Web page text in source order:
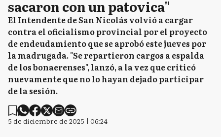
sacaron con un patovica"
El Intendente de San Nicolás volvió a cargar
contra el oficialismo provincial por el proyecto
de endeudamiento que se aprobó este jueves por
la madrugada. "Se repartieron cargos a espalda
de los bonaerenses", lanzó, a la vez que criticó
nuevamente que no lo hayan dejado participar
de la sesión.
5 de diciembre de 2025 | 06:24